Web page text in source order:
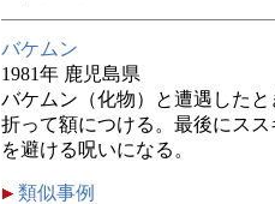
バケムン
1981年 鹿児島県
バケムン（化物）と遭遇した
折って額につける。最後にス
を避ける呪いになる。
類似事例